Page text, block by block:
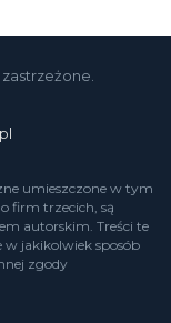
zastrzeżone.
umieszczone w tym
firm trzecich, są
autorskim. Treści te
jakikolwiek sposób
zgody